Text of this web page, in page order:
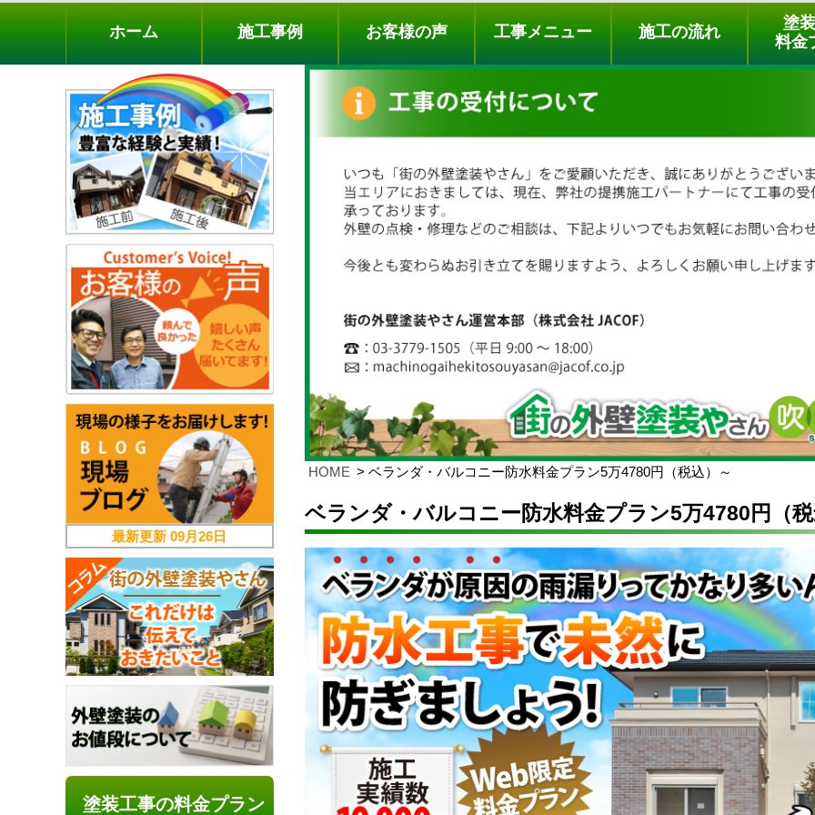
料金プラン 無料点検
ホーム 施工事例 お客様の声 工事メニュー 施工の流れ
塗
料金
HOME ベランダ・バルコニー防水料金プラン5万4780円（税込）～
ベランダ・バルコニー防水料金プラン5万4780円（
最新更新09月26日
塗装工事の料金プラン